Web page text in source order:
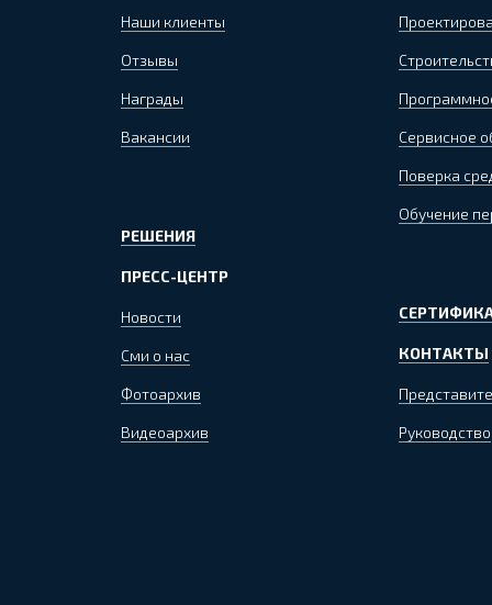
Наши клиенты
Отзывы
Награды
Вакансии
РЕШЕНИЯ
ПРЕСС-ЦЕНТР
Новости
Сми о нас
Фотоархив
Видеоархив
Сервисное
Поверка
Обучение
КОНТАКТЫ
Руководство